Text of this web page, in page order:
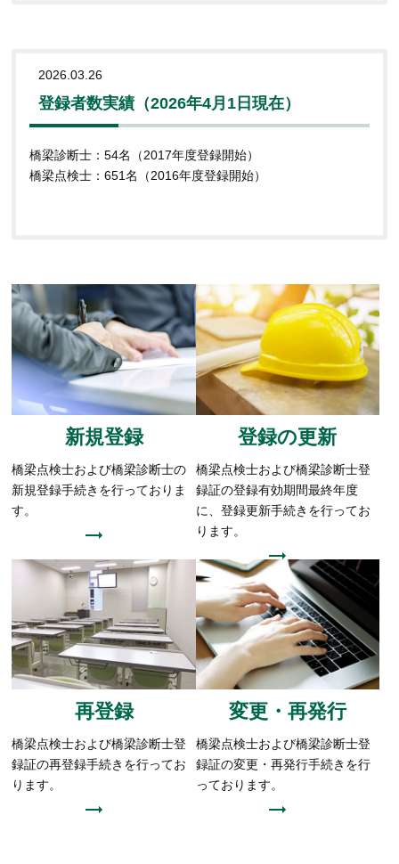
2026.03.26
登録者数実績（2026年4月1日現在）
橋梁診断士：54名（2017年度登録開始）
橋梁点検士：651名（2016年度登録開始）
新規登録
橋梁点検士および橋梁診断士の
新規登録手続きを行っておりま
す。
登録の更新
橋梁点検士および橋梁診断士登
録証の登録有効期間最終年度
に、登録更新手続きを行ってお
ります。
再登録
橋梁点検士および橋梁診断士登
録証の再登録手続きを行ってお
ります。
変更・再発行
橋梁点検士および橋梁診断士登
録証の変更・再発行手続きを行
っております。